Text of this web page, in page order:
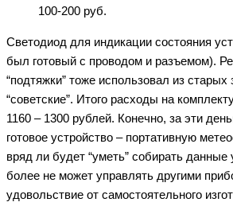
100-200 руб.
Светодиод для индикации состояния
был готовый с проводом и разъемом).
“подтяжки” тоже использовал из
“советские”. Итого расходы на
1160 – 1300 рублей. Конечно, за эти
готовое устройство – портативную
вряд ли будет “уметь” собирать
более не может управлять другими
удовольствие от самостоятельного